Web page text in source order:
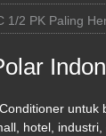
1/2 PK Paling
hotel,